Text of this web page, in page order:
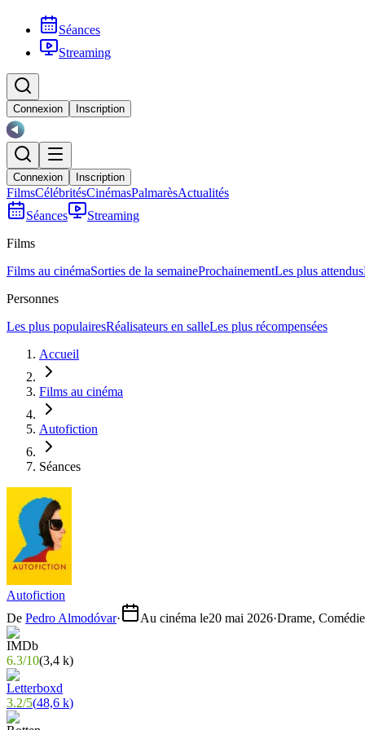
Séances
Streaming
Connexion Inscription
Connexion Inscription
FilmsCélébritésCinémasPalmarèsActualités
Séances
Streaming
Films
Films au cinémaSorties de la semaineProchainementLes plus attendus
Personnes
Les plus populairesRéalisateurs en salleLes plus récompensées
Accueil
Films au cinéma
Autofiction
Séances
Autofiction
De Pedro Almodóvar· Au cinéma le20 mai 2026·Drame, Comédie
6.3/10(3,4 k)
3.2/5(48,6 k)